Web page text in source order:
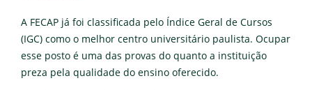
A FECAP já foi classificada pelo Índice Geral de Cursos
(IGC) como o melhor centro universitário paulista. Ocupar
esse posto é uma das provas do quanto a instituição
preza pela qualidade do ensino oferecido.